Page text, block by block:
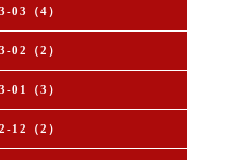
03（4）
02（2）
01（3）
12（2）